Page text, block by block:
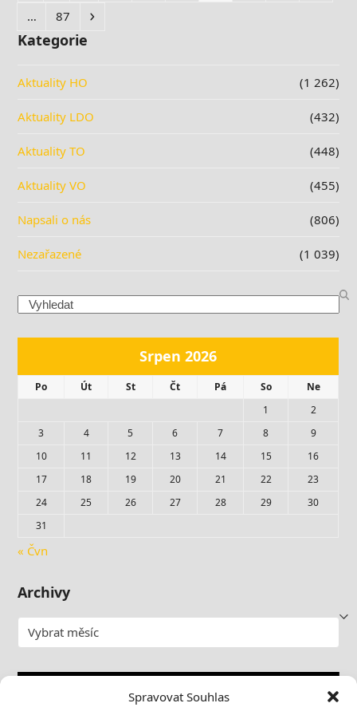
Spravovat Souhlas
…
Stránka
87 Další
Kategorie
Aktuality HO (1 262)
Aktuality LDO (432)
Aktuality TO (448)
Aktuality VO (455)
Napsali o nás (806)
Nezařazené (1 039)
Search
Srpen 2026
Po Út St Čt Pá So
Ne
1
2
3
4 5 6 7 8
9
10
11 12 13 14 15
16
17
18 19 20 21 22
23
24
25 26 27 28 29
30
31
« Čvn
Archivy
Archivy
Video